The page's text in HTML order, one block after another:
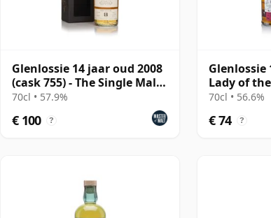
Glenlossie 14 jaar oud 2008
(cask 755) - The Single Malts
of
70cl • 57.9%
€ 100 ?
Glenlossie
Lady of
70cl • 56.6%
€ 74 ?